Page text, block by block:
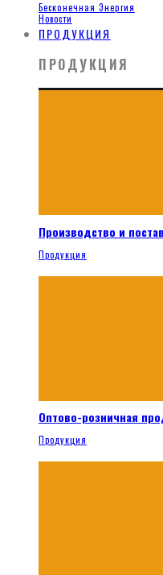
Бесконечная Энергия
Новости
ПРОДУКЦИЯ
ПРОДУКЦИЯ
Производство и
Продукция
Оптово-розничная
Продукция